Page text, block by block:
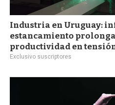
Industria en Uruguay:
estancamiento
productividad en
Exclusivo suscriptores